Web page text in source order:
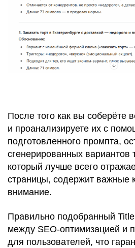
После того как вы соберёте
и проанализируете их с
подготовленного промпта,
сгенерированных вариантов
который лучше всего
страницы, содержит важные
внимание.
Правильно подобранный
между SEO-оптимизацией и
для пользователей, что